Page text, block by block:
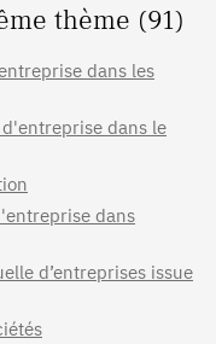
thème (91)
dans les
dans le
dans
d’entreprises issue